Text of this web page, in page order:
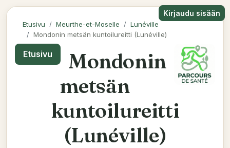
Kirjaudu sisään
Etusivu Meurthe-et-Moselle
Lunéville
Mondonin metsän kuntoilureitti (Lunéville)
Etusivu
Mondonin
metsän
kuntoilureitti
(Lunéville)